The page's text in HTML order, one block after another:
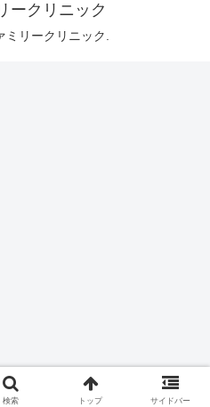
ークリニック
リークリニック.
検索 トップ サイドバー